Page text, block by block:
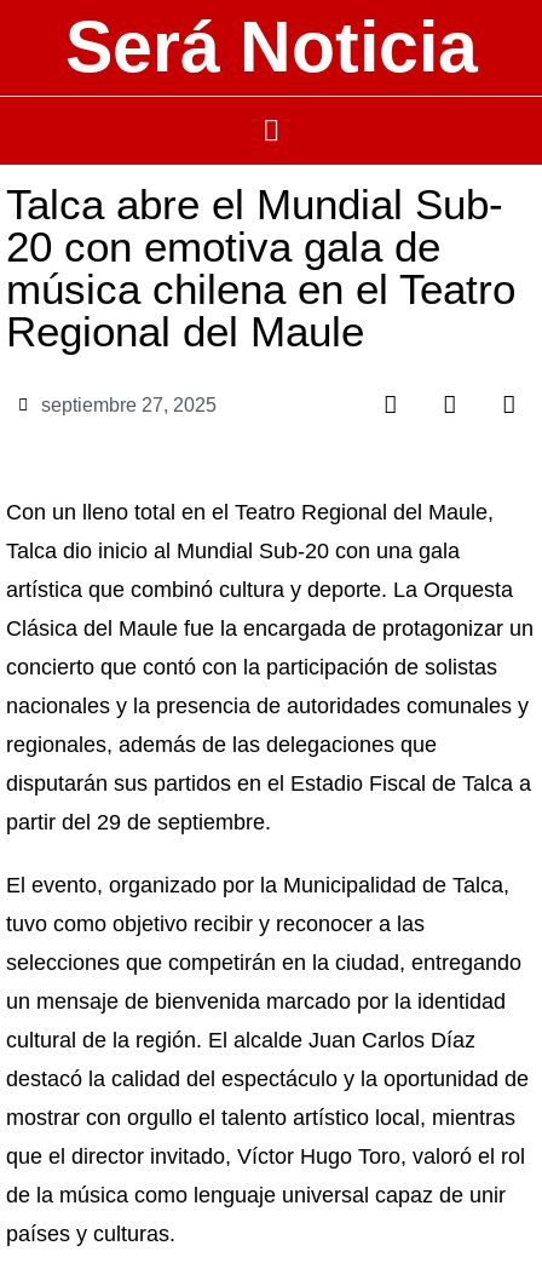
Será Noticia
Talca abre el Mundial Sub-
20 con emotiva gala de
música chilena en el Teatro
Regional del Maule
septiembre 27, 2025
Con un lleno total en el Teatro Regional del Maule,
Talca dio inicio al Mundial Sub-20 con una gala
artística que combinó cultura y deporte. La Orquesta
Clásica del Maule fue la encargada de protagonizar un
concierto que contó con la participación de solistas
nacionales y la presencia de autoridades comunales y
regionales, además de las delegaciones que
disputarán sus partidos en el Estadio Fiscal de Talca a
partir del 29 de septiembre.
El evento, organizado por la Municipalidad de Talca,
tuvo como objetivo recibir y reconocer a las
selecciones que competirán en la ciudad, entregando
un mensaje de bienvenida marcado por la identidad
cultural de la región. El alcalde Juan Carlos Díaz
destacó la calidad del espectáculo y la oportunidad de
mostrar con orgullo el talento artístico local, mientras
que el director invitado, Víctor Hugo Toro, valoró el rol
de la música como lenguaje universal capaz de unir
países y culturas.